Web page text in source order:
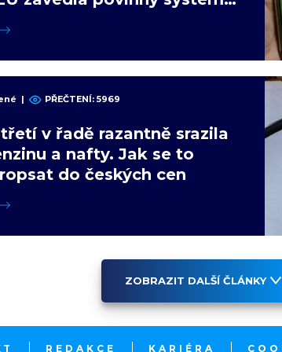
2026
| PŘEČTENÍ: 5969
v řadě razantně srazila
a nafty. Jak se to
do českých cen
ZOBRAZIT DALŠÍ ČLÁNKY
REDAKCE KARIÉRA